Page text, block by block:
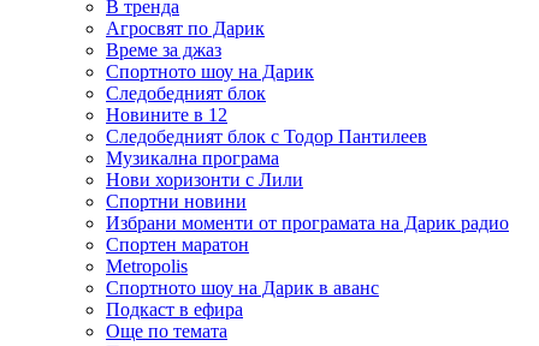
В тренда
Агросвят по Дарик
Време за джаз
Спортното шоу на Дарик
Следобедният блок
Новините в 12
Следобедният блок с Тодор Пантилеев
Музикална програма
Нови хоризонти с Лили
Спортни новини
Избрани моменти от програмата на Дарик радио
Спортен маратон
Metropolis
Спортното шоу на Дарик в аванс
Подкаст в ефира
Още по темата